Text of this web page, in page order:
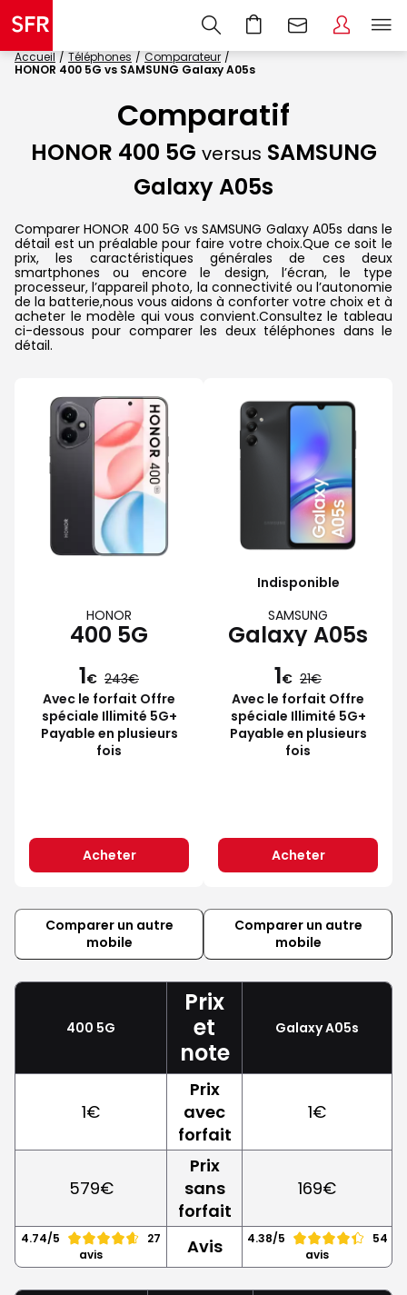
Accueil Téléphones
Comparateur
HONOR 400 5G vs SAMSUNG Galaxy A05s
Comparatif
HONOR 400 5G versus SAMSUNG
Galaxy A05s
Comparer HONOR 400 5G vs SAMSUNG Galaxy A05s dans le
détail est un préalable pour faire votre choix.Que ce soit le
prix, les caractéristiques générales de ces deux
smartphones ou encore le design, l’écran, le type
processeur, l’appareil photo, la connectivité ou l’autonomie
de la batterie,nous vous aidons à conforter votre choix et à
acheter le modèle qui vous convient.Consultez le tableau
ci-dessous pour comparer les deux téléphones dans le
détail.
HONOR
400 5G
1€ 243
Avec le forfait Offre
spéciale Illimité 5G+
Payable en plusieurs
fois
Acheter
Indisponible
SAMSUNG
Galaxy A05s
1€ 21
Avec le forfait Offre
spéciale Illimité 5G+
Payable en plusieurs
fois
Acheter
Comparer un autre
mobile
Comparer un autre
mobile
400 5G
Prix
et
note
Galaxy A05s
1€
Prix
avec
forfait
1€
579€
Prix
sans
forfait
169€
4.74/5
27
avis
Avis 4.38/5
54
avis